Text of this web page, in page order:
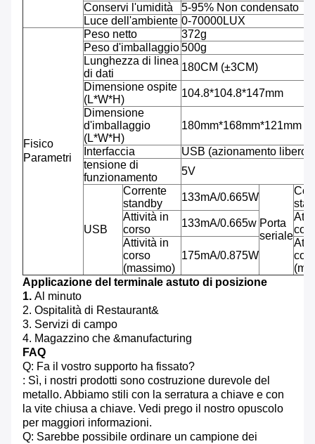
Conservi l'umidità
5-95% Non condensato
Luce dell'ambiente 0-70000LUX
Fisico
Parametri
Peso netto
372g
Peso d'imballaggio500g
Lunghezza di linea
di dati
180CM (±3CM)
Dimensione ospite
(L*W*H)
104.8*104.8*147mm
Dimensione
d'imballaggio
(L*W*H)
180mm*168mm*121mm
Interfaccia
USB (azionamento
tensione di
funzionamento
5V
USB
Corrente
standby
133mA/0.665W
Porta
seriale
Attività in
corso
133mA/0.665w
Attività in
corso
(massimo)
175mA/0.875W
Applicazione del terminale astuto di posizione
1. Al minuto
2. Ospitalità di Restaurant&
3. Servizi di campo
4. Magazzino che &manufacturing
FAQ
Q: Fa il vostro supporto ha fissato?
: Sì, i nostri prodotti sono costruzione durevole del
metallo. Abbiamo stili con la serratura a chiave e con
la vite chiusa a chiave. Vedi prego il nostro opuscolo
per maggiori informazioni.
Q: Sarebbe possibile ordinare un campione dei